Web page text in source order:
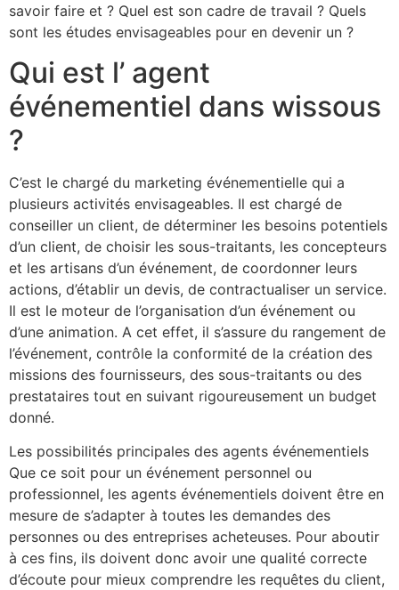
savoir faire et ? Quel est son cadre de travail ? Quels
sont les études envisageables pour en devenir un ?
Qui est l’ agent
événementiel dans wissous
?
C’est le chargé du marketing événementielle qui a
plusieurs activités envisageables. Il est chargé de
conseiller un client, de déterminer les besoins potentiels
d’un client, de choisir les sous-traitants, les concepteurs
et les artisans d’un événement, de coordonner leurs
actions, d’établir un devis, de contractualiser un service.
Il est le moteur de l’organisation d’un événement ou
d’une animation. A cet effet, il s’assure du rangement de
l’événement, contrôle la conformité de la création des
missions des fournisseurs, des sous-traitants ou des
prestataires tout en suivant rigoureusement un budget
donné.
Les possibilités principales des agents événementiels
Que ce soit pour un événement personnel ou
professionnel, les agents événementiels doivent être en
mesure de s’adapter à toutes les demandes des
personnes ou des entreprises acheteuses. Pour aboutir
à ces fins, ils doivent donc avoir une qualité correcte
d’écoute pour mieux comprendre les requêtes du client,